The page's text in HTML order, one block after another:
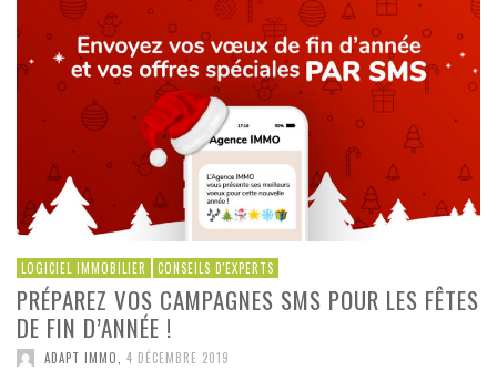
LOGICIEL IMMOBILIER CONSEILS D'EXPERTS
PRÉPAREZ VOS CAMPAGNES SMS POUR LES FÊTES
DE FIN D’ANNÉE !
ADAPT IMMO 4 DÉCEMBRE 2019